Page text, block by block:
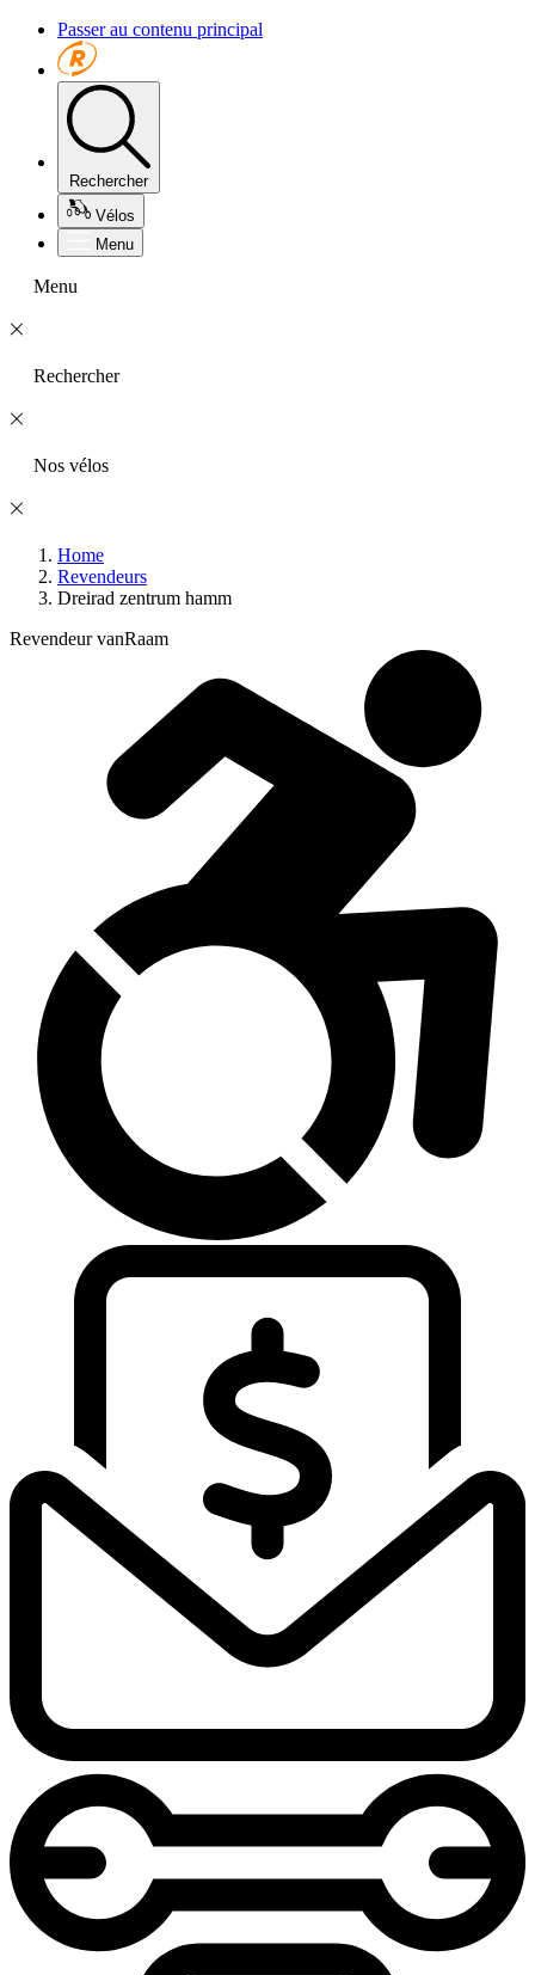
Passer au contenu principal
Rechercher
Vélos
Menu
Menu
Rechercher
Nos vélos
Home
Revendeurs
Dreirad zentrum hamm
Revendeur vanRaam